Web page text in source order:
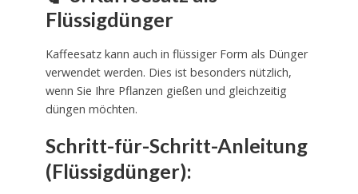
Flüssigdünger
Kaffeesatz kann auch in flüssiger Form als Dünger
verwendet werden. Dies ist besonders nützlich,
wenn Sie Ihre Pflanzen gießen und gleichzeitig
düngen möchten.
Schritt-für-Schritt-Anleitung
(Flüssigdünger):